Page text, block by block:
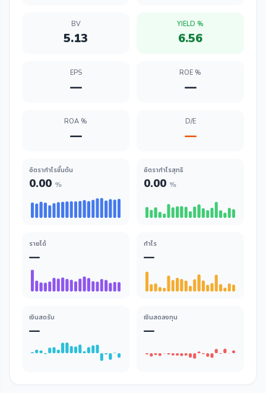
BV
5.13
YIELD %
6.56
EPS
—
ROE %
—
ROA %
—
D/E
—
อัตรากำไรขั้นต้น
0.00 %
อัตรากำไรสุทธิ
0.00 %
รายได้
—
กำไร
—
เงินสดรับ
—
เงินสดลงทุน
—